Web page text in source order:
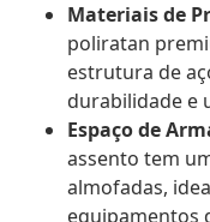
Materiais de
poliratan
estrutura de
durabilidade e
Espaço de
assento tem
almofadas,
equipamentos